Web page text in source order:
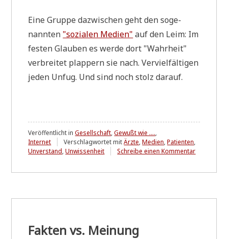
Eine Grup­pe dazwi­schen geht den soge­
nann­ten "sozia­len Medi­en" auf den Leim: Im
festen Glau­ben es wer­de dort "Wahr­heit"
ver­brei­tet plap­pern sie nach. Ver­viel­fäl­ti­gen
jeden Unfug. Und sind noch stolz darauf.
Veröffentlicht inGesellschaft,Gewußt wie ....,
Internet
Verschlagwortet mitÄrzte,Medien,Patienten,
Unverstand,Unwissenheit Schreibe einen Kommentarzu
Welt
Fakten vs. Meinung